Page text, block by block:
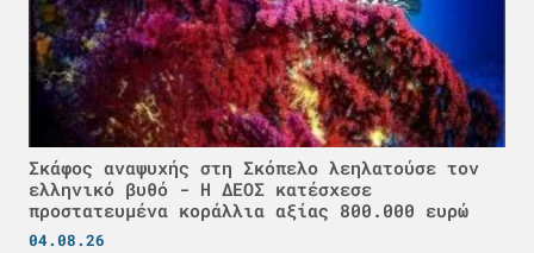
Σκάφος αναψυχής στη Σκόπελο λεηλατούσε τον
ελληνικό βυθό - H ΔΕΟΣ κατέσχεσε
προστατευμένα κοράλλια αξίας 800.000 ευρώ
04.08.26